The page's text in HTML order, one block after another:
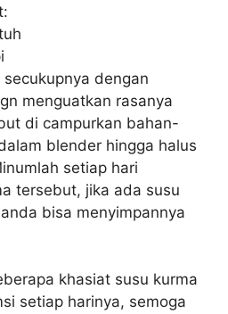
dengan
menguatkan rasanya
di campurkan bahan-
blender hingga halus
setiap hari
tersebut, jika ada susu
bisa menyimpannya
khasiat susu kurma
setiap harinya, semoga